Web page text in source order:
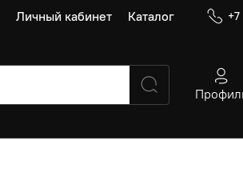
Личный кабинет Каталог